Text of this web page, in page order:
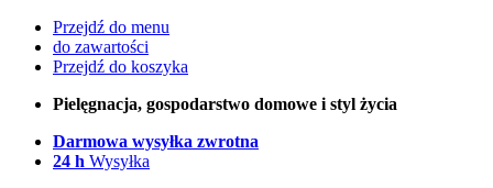
Przejdź do menu
do zawartości
Przejdź do koszyka
Pielęgnacja, gospodarstwo domowe i styl życia
Darmowa wysyłka zwrotna
24 h Wysyłka